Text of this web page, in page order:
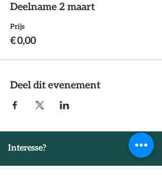
Deelname 2 maart
Prijs
€ 0,00
Deel dit evenement
Interesse?